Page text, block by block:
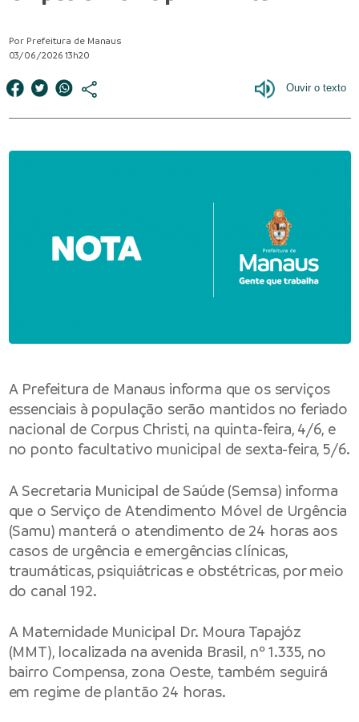
Por Prefeitura de Manaus
03/06/2026 13h20
A Prefeitura de Manaus informa que os serviços
essenciais à população serão mantidos no feriado
nacional de Corpus Christi, na quinta-feira, 4/6, e
no ponto facultativo municipal de sexta-feira, 5/6.
A Secretaria Municipal de Saúde(Semsa) informa
que o Serviço de Atendimento Móvel de Urgência
(Samu) manterá o atendimento de 24 horas aos
casos de urgência e emergências clínicas,
traumáticas, psiquiátricas e obstétricas, por meio
do canal 192.
A Maternidade Municipal Dr. Moura Tapajóz
(MMT), localizada na avenida Brasil, nº 1.335, no
bairro Compensa, zona Oeste, também seguirá
em regime de plantão 24 horas.